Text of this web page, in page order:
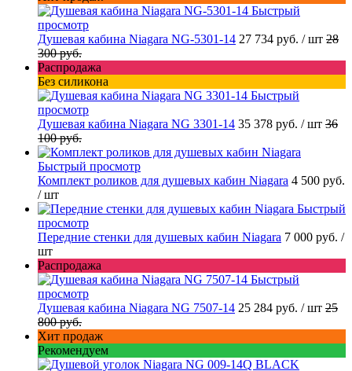
Быстрый
просмотр
Душевая кабина Niagara NG-5301-14 27 734 руб. / шт 28
300 руб.
Распродажа
Без силикона
Быстрый
просмотр
Душевая кабина Niagara NG 3301-14 35 378 руб. / шт 36
100 руб.
Быстрый просмотр
Комплект роликов для душевых кабин Niagara 4 500 руб.
/ шт
Быстрый
просмотр
Передние стенки для душевых кабин Niagara 7 000 руб. /
шт
Распродажа
Быстрый
просмотр
Душевая кабина Niagara NG 7507-14 25 284 руб. / шт 25
800 руб.
Хит продаж
Рекомендуем